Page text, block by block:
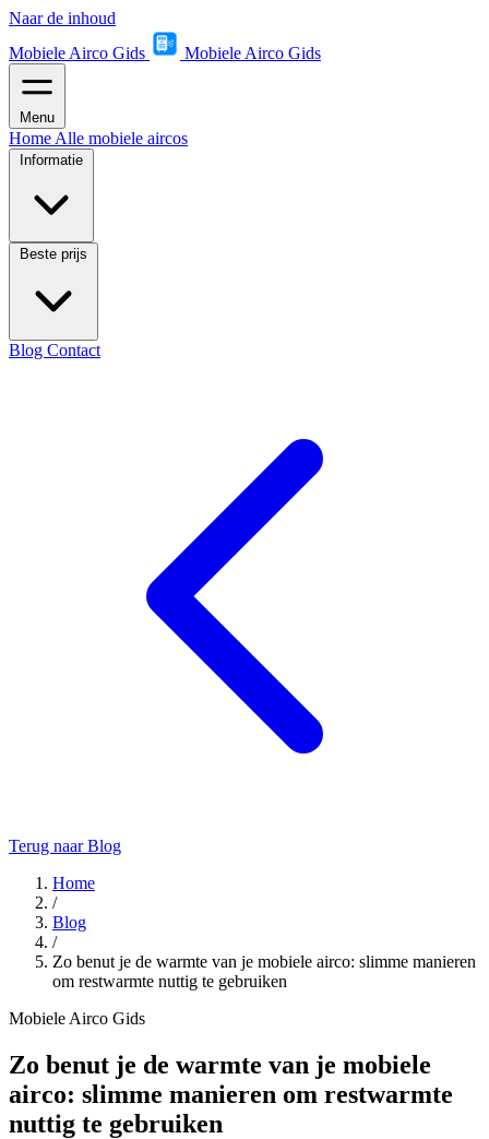
Naar de inhoud
Mobiele Airco Gids
Mobiele Airco Gids
Menu
Home Alle mobiele aircos
Informatie
Beste prijs
Blog Contact
Terug naar Blog
Home
/
Blog
/
Zo benut je de warmte van je mobiele airco: slimme manieren
om restwarmte nuttig te gebruiken
Mobiele Airco Gids
Zo benut je de warmte van je mobiele
airco: slimme manieren om restwarmte
nuttig te gebruiken